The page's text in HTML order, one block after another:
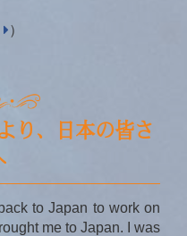
）
り、日本の皆さ
to Japan to work on
me to Japan. I was